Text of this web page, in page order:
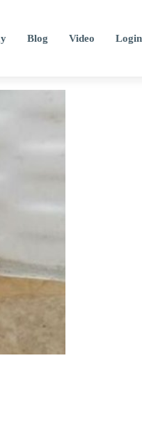
Blog Video